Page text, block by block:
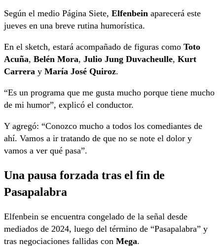
Según el medio Página Siete, Elfenbein aparecerá este
jueves en una breve rutina humorística.
En el sketch, estará acompañado de figuras como Toto
Acuña, Belén Mora, Julio Jung Duvacheulle, Kurt
Carrera y María José Quiroz.
“Es un programa que me gusta mucho porque tiene mucho
de mi humor”, explicó el conductor.
Y agregó: “Conozco mucho a todos los comediantes de
ahí. Vamos a ir tratando de que no se note el dolor y
vamos a ver qué pasa”.
Una pausa forzada tras el fin de
Pasapalabra
Elfenbein se encuentra congelado de la señal desde
mediados de 2024, luego del término de “Pasapalabra” y
tras negociaciones fallidas con Mega.